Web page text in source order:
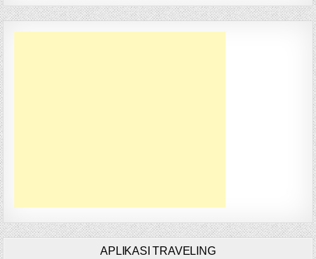
APLIKASI TRAVELING